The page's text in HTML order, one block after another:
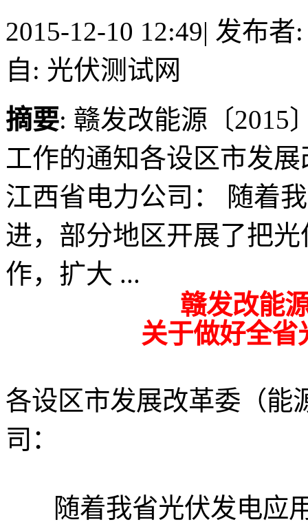
2015-12-10 12:49| 发布者
自: 光伏测试网
摘要: 赣发改能源〔2015
工作的通知各设区市发
江西省电力公司： 随着
进，部分地区开展了把
作，扩大 ...
赣发改能
关于做好全省
各设区市发展改革委（能
司：
随着我省光伏发电应用